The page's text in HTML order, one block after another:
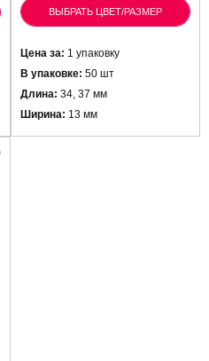
ВЫБРАТЬ ЦВЕТ/РАЗМЕР
Цена за: 1 упаковку
В упаковке: 50 шт
Длина: 34, 37 мм
Ширина: 13 мм